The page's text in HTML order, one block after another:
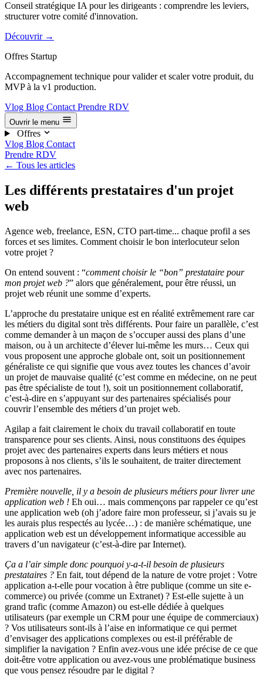
Conseil stratégique IA pour les dirigeants : comprendre les leviers,
structurer votre comité d'innovation.
Découvrir →
Offres Startup
Accompagnement technique pour valider et scaler votre produit, du
MVP à la v1 production.
Vlog Blog Contact Prendre RDV
Ouvrir le menu
Offres
Vlog Blog Contact
Prendre RDV
← Tous les articles
Les différents prestataires d'un projet
web
Agence web, freelance, ESN, CTO part-time... chaque profil a ses
forces et ses limites. Comment choisir le bon interlocuteur selon
votre projet ?
On entend souvent : “comment choisir le “bon” prestataire pour
mon projet web ?” alors que généralement, pour être réussi, un
projet web réunit une somme d’experts.
L’approche du prestataire unique est en réalité extrêmement rare car
les métiers du digital sont très différents. Pour faire un parallèle, c’est
comme demander à un maçon de s’occuper aussi des plans d’une
maison, ou à un architecte d’élever lui-même les murs… Ceux qui
vous proposent une approche globale ont, soit un positionnement
généraliste ce qui signifie que vous avez toutes les chances d’avoir
un projet de mauvaise qualité (c’est comme en médecine, on ne peut
pas être spécialiste de tout !), soit un positionnement collaboratif,
c’est-à-dire en s’appuyant sur des partenaires spécialisés pour
couvrir l’ensemble des métiers d’un projet web.
Agilap a fait clairement le choix du travail collaboratif en toute
transparence pour ses clients. Ainsi, nous constituons des équipes
projet avec des partenaires experts dans leurs métiers et nous
proposons à nos clients, s’ils le souhaitent, de traiter directement
avec nos partenaires.
Première nouvelle, il y a besoin de plusieurs métiers pour livrer une
application web ! Eh oui… mais commençons par rappeler ce qu’est
une application web (oh j’adore faire mon professeur, si j’avais su je
les aurais plus respectés au lycée…) : de manière schématique, une
application web est un développement informatique accessible au
travers d’un navigateur (c’est-à-dire par Internet).
Ça a l’air simple donc pourquoi y-a-t-il besoin de plusieurs
prestataires ? En fait, tout dépend de la nature de votre projet : Votre
application a-t-elle pour vocation à être publique (comme un site e-
commerce) ou privée (comme un Extranet) ? Est-elle sujette à un
grand trafic (comme Amazon) ou est-elle dédiée à quelques
utilisateurs (par exemple un CRM pour une équipe de commerciaux)
? Vos utilisateurs sont-ils à l’aise en informatique ce qui permet
d’envisager des applications complexes ou est-il préférable de
simplifier la navigation ? Enfin avez-vous une idée précise de ce que
doit-être votre application ou avez-vous une problématique business
que vous pensez résoudre par le digital ?